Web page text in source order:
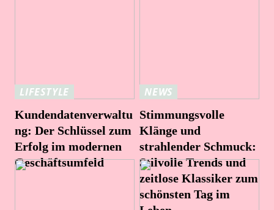
LIFESTYLE
Kundendatenverwaltu
ng: Der Schlüssel zum
Erfolg im modernen
Geschäftsumfeld
NEWS
Stimmungsvolle
Klänge und
strahlender Schmuck:
Stilvolle Trends und
zeitlose Klassiker zum
schönsten Tag im